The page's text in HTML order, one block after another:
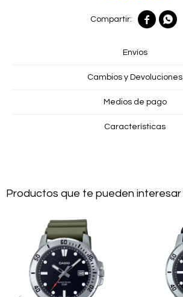
 
Envíos
Cambios y Devoluciones
Medios de pago
Características
Productos que te pueden interesar